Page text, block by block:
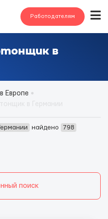
Работодателям
в
Европе
найдено
798
поиск